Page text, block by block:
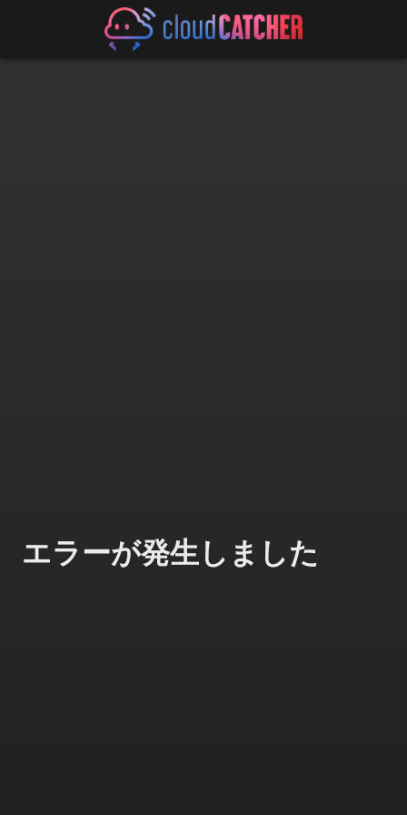
エラーが発生しました